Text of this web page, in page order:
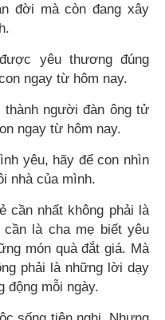
đời mà còn đang xây
yêu thương đúng
ngay từ hôm nay.
người đàn ông tử
ngay từ hôm nay.
yêu, hãy để con nhìn
nhà của mình.
cần nhất không phải là
là cha mẹ biết yêu
món quà đắt giá. Mà
phải là những lời dạy
động mỗi ngày.